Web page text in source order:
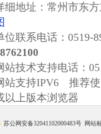
细地址：常州市东
位联系电话：0519-
站技术支持电话：
站支持IPV6 推荐使
以上版本浏览器
苏公网安备32041102000483号 网站